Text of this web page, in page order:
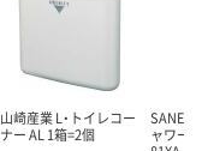
山崎産業 L・トイレコー
ナー AL 1箱=2個
SANEI
ャワー